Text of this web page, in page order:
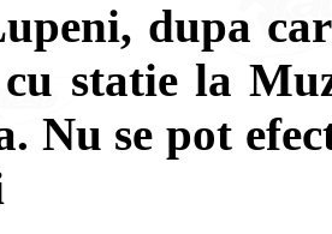
dupa
cu statie la
Nu se pot